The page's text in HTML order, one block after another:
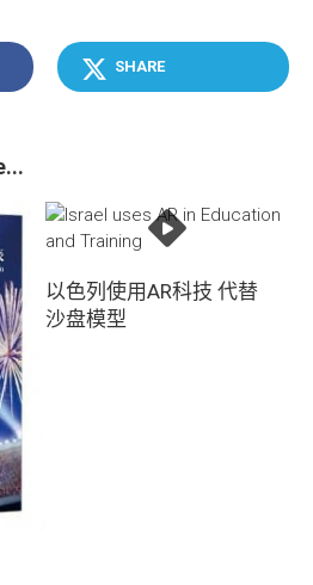
SHARE
以色列使用AR科技 代替
沙盘模型